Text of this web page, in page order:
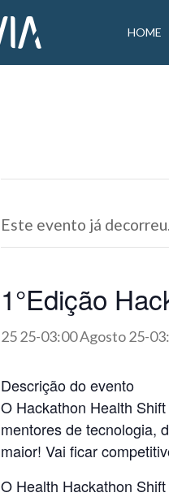
HOME
Este evento já decorreu.
1°Edição
25 25-03:00 Agosto 25-
Descrição do evento
O Hackathon Health
mentores de tecnologia,
maior! Vai ficar
O Health Hackathon